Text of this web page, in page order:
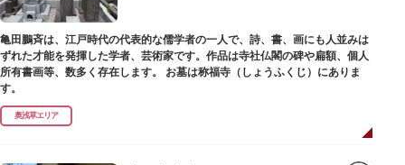
亀田鵬斉は、江戸時代の代表的な儒学者の一人で、詩、書、画にも人並みは
ずれた才能を発揮した学者、芸術家です。作品は寺社仏閣の碑や扁額、個人
所有書画等、数多く存在します。 お墓は称福寺（しょうふくじ）にありま
す。
奥浅草エリア